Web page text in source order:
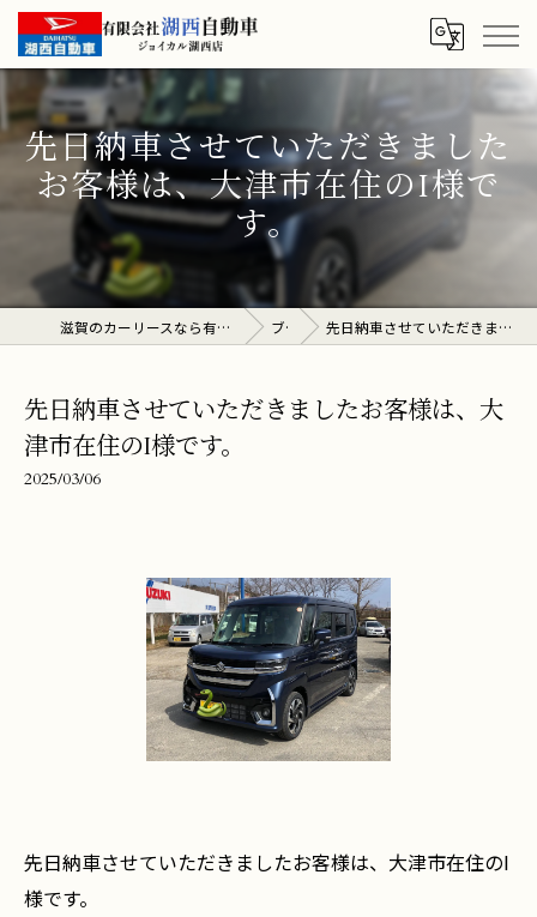
先日納車させていただきました
お客様は、大津市在住のI様で
す。
滋賀のカーリースなら有限会社湖西自動車 ジョイカル湖西店 ブログ 先日納車させていただきましたお客様は、大津市在住のI様です。
先日納車させていただきましたお客様は、大
津市在住のI様です。
2025/03/06
先日納車させていただきましたお客様は、大津市在住のI
様です。